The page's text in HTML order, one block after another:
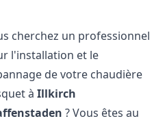
cherchez un professionnel
l'installation et le
de votre chaudière
àIllkirch
? Vous êtes au